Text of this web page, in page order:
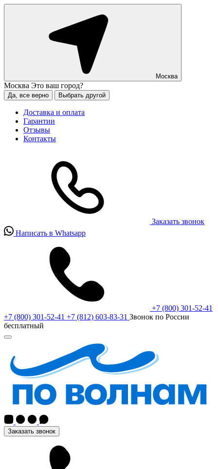
Москва
Москва Это ваш город?
Да, все верно Выбрать другой
Доставка и оплата
Гарантии
Отзывы
Контакты
Заказать звонок
Написать в Whatsapp
+7 (800) 301-52-41
+7 (800) 301-52-41 +7 (812) 603-83-31 Звонок по России
бесплатный
Заказать звонок